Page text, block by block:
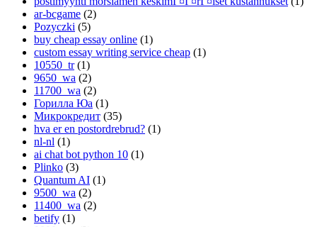
ar-bcgame (2)
Pozyczki (5)
buy cheap essay online (1)
custom essay writing service cheap (1)
10550_tr(1)
9650_wa (2)
11700_wa (2)
Горилла Юа (1)
Микрокредит (35)
hva er en postordrebrud? (1)
nl-nl (1)
ai chat bot python 10 (1)
Plinko (3)
Quantum AI (1)
9500_wa (2)
11400_wa (2)
betify (1)